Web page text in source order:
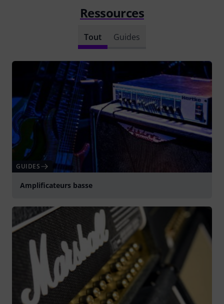
Ressources
Tout Guides
GUIDES
Amplificateurs basse